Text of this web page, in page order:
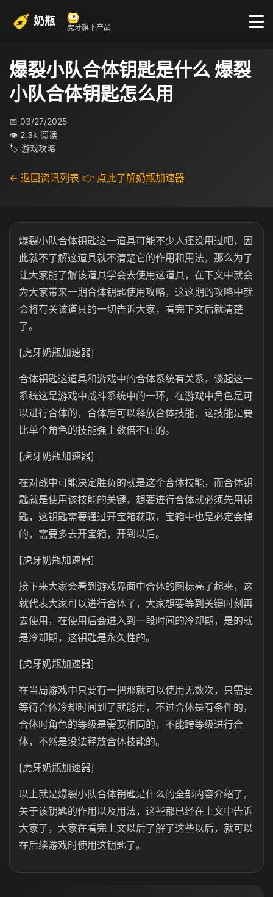
奶瓶 虎牙旗下产品
爆裂小队合体钥匙是什么 爆裂
小队合体钥匙怎么用
📅 03/27/2025
👁 2.3k 阅读
🏷 游戏攻略
← 返回资讯列表 👉 点此了解奶瓶加速器
爆裂小队合体钥匙这一道具可能不少人还没用过吧，因
此就不了解这道具就不清楚它的作用和用法，那么为了
让大家能了解该道具学会去使用这道具，在下文中就会
为大家带来一期合体钥匙使用攻略，这这期的攻略中就
会将有关该道具的一切告诉大家，看完下文后就清楚
了。
[虎牙奶瓶加速器]
合体钥匙这道具和游戏中的合体系统有关系，谈起这一
系统这是游戏中战斗系统中的一环，在游戏中角色是可
以进行合体的，合体后可以释放合体技能，这技能是要
比单个角色的技能强上数倍不止的。
[虎牙奶瓶加速器]
在对战中可能决定胜负的就是这个合体技能，而合体钥
匙就是使用该技能的关键，想要进行合体就必须先用钥
匙，这钥匙需要通过开宝箱获取，宝箱中也是必定会掉
的，需要多去开宝箱，开到以后。
[虎牙奶瓶加速器]
接下来大家会看到游戏界面中合体的图标亮了起来，这
就代表大家可以进行合体了，大家想要等到关键时刻再
去使用，在使用后会进入到一段时间的冷却期，是的就
是冷却期，这钥匙是永久性的。
[虎牙奶瓶加速器]
在当局游戏中只要有一把那就可以使用无数次，只需要
等待合体冷却时间到了就能用，不过合体是有条件的，
合体时角色的等级是需要相同的，不能跨等级进行合
体，不然是没法释放合体技能的。
[虎牙奶瓶加速器]
以上就是爆裂小队合体钥匙是什么的全部内容介绍了，
关于该钥匙的作用以及用法，这些都已经在上文中告诉
大家了，大家在看完上文以后了解了这些以后，就可以
在后续游戏时使用这钥匙了。